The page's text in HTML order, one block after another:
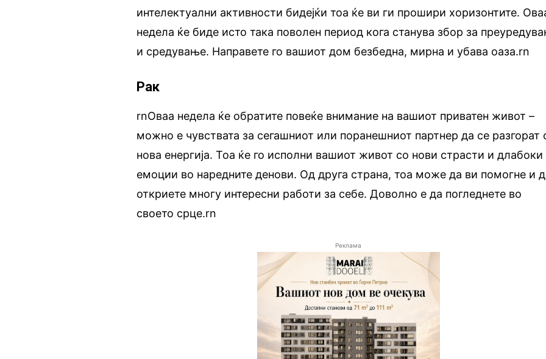
интелектуални активности бидејќи тоа ќе ви ги прошири хоризонтите.
недела ќе биде исто така поволен период кога станува збор за
и средување. Направете го вашиот дом безбедна, мирна и убава оаза.rn
Рак
rnОваа недела ќе обратите повеќе внимание на вашиот приватен живот –
можно е чувствата за сегашниот или поранешниот партнер да се разгорат
нова енергија. Тоа ќе го исполни вашиот живот со нови страсти и длабоки
емоции во наредните денови. Од друга страна, тоа може да ви помогне и
откриете многу интересни работи за себе. Доволно е да погледнете во
своето срце.rn
Реклама